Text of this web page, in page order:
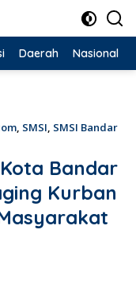
Daerah Nasional
, SMSI, SMSI Bandar
Kota Bandar
Kurban